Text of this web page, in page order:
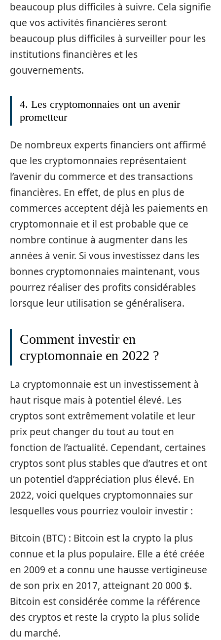
beaucoup plus difficiles à suivre. Cela signifie
que vos activités financières seront
beaucoup plus difficiles à surveiller pour les
institutions financières et les
gouvernements.
4. Les cryptomonnaies ont un avenir
prometteur
De nombreux experts financiers ont affirmé
que les cryptomonnaies représentaient
l’avenir du commerce et des transactions
financières. En effet, de plus en plus de
commerces acceptent déjà les paiements en
cryptomonnaie et il est probable que ce
nombre continue à augmenter dans les
années à venir. Si vous investissez dans les
bonnes cryptomonnaies maintenant, vous
pourrez réaliser des profits considérables
lorsque leur utilisation se généralisera.
Comment investir en
cryptomonnaie en 2022 ?
La cryptomonnaie est un investissement à
haut risque mais à potentiel élevé. Les
cryptos sont extrêmement volatile et leur
prix peut changer du tout au tout en
fonction de l’actualité. Cependant, certaines
cryptos sont plus stables que d’autres et ont
un potentiel d’appréciation plus élevé. En
2022, voici quelques cryptomonnaies sur
lesquelles vous pourriez vouloir investir :
Bitcoin (BTC) : Bitcoin est la crypto la plus
connue et la plus populaire. Elle a été créée
en 2009 et a connu une hausse vertigineuse
de son prix en 2017, atteignant 20 000 $.
Bitcoin est considérée comme la référence
des cryptos et reste la crypto la plus solide
du marché.